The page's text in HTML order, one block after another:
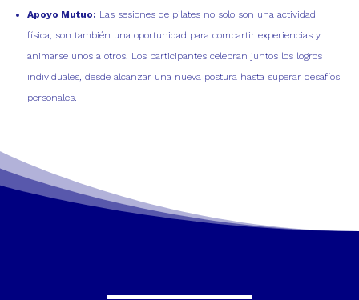
Apoyo Mutuo: Las sesiones de pilates no solo son una actividad
física; son también una oportunidad para compartir experiencias y
animarse unos a otros. Los participantes celebran juntos los logros
individuales, desde alcanzar una nueva postura hasta superar desafíos
personales.